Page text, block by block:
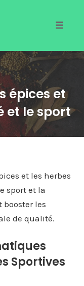
épices et
et le sport
et les herbes
sport et la
les
de qualité.
Sportives